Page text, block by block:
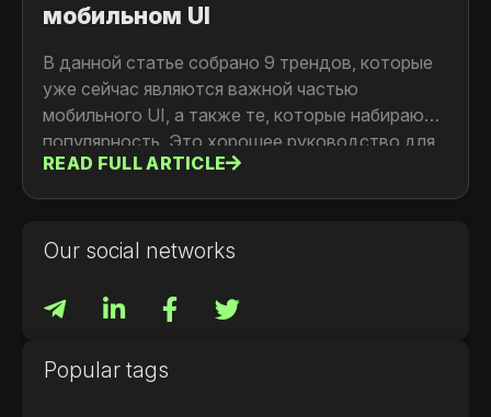
мобильном UI
В данной статье собрано 9 трендов, которые
уже сейчас являются важной частью
мобильного UI, а также те, которые набирают
популярность. Это хорошее руководство для
тех, кто занимается дизайном в области
мобильных приложений.
READ FULL ARTICLE
Our social networks
Popular tags